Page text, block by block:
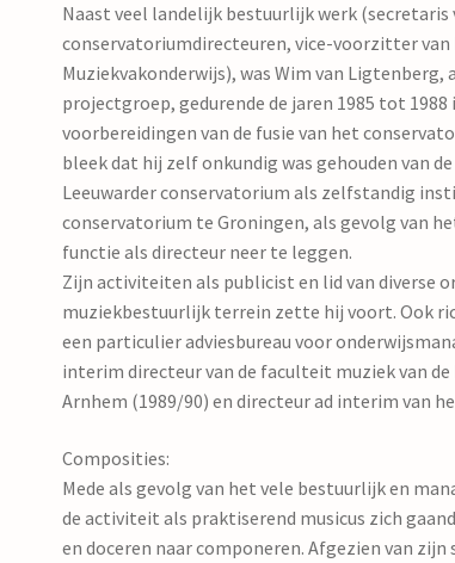
Naast veel landelijk bestuurlijk werk (secretaris
conservatoriumdirecteuren, vice-voorzitter van
Muziekvakonderwijs), was Wim van
projectgroep, gedurende de jaren 1985 tot
voorbereidingen van de fusie van het
bleek dat hij zelf onkundig was gehouden van
Leeuwarder conservatorium als zelfstandig
conservatorium te Groningen, als gevolg van
functie als directeur neer te leggen.
Zijn activiteiten als publicist en lid van diverse
muziekbestuurlijk terrein zette hij voort. Ook
een particulier adviesbureau voor
interim directeur van de faculteit muziek van
Arnhem (1989/90) en directeur ad interim van
Composities:
Mede als gevolg van het vele bestuurlijk en
de activiteit als praktiserend musicus zich
en doceren naar componeren. Afgezien van